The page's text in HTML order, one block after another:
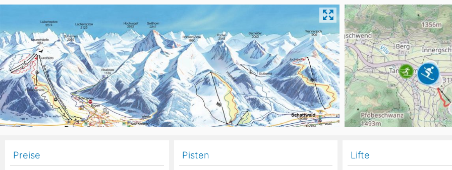
Lifte
Pisten
Preise
Japan China Südkorea Türkei
Iran Indien Aserbaidschan Vereinigte Arabische Emirate
Ozeanien
Neuseeland Australien
Südamerika
Südamerika
Argentinien Chile
Asien
Russland China
Blizzard Dynastar Salomon
Nordica Stöckli Kästle Scott
Hagan Indigo
Ogso